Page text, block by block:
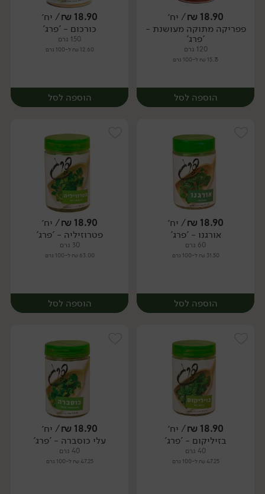
יח׳ יח׳
18.90
₪/ יח׳
פפריקה מתוקה מעושנת -
'פרג'
120 גרם
15.75 ₪ ל-100 גרם
הוספה לסל
יח׳
18.90
₪/ יח׳
כורכום - 'פרג'
150 גרם
12.60 ₪ ל-100 גרם
הוספה לסל
יח׳
18.90
₪/ יח׳
אורגנו - 'פרג'
60 גרם
31.50 ₪ ל-100 גרם
הוספה לסל
יח׳
18.90
₪/ יח׳
פטרוזיליה - 'פרג'
30 גרם
63.00 ₪ ל-100 גרם
הוספה לסל
יח׳
18.90
₪/ יח׳
בזיליקום - 'פרג'
40 גרם
47.25 ₪ ל-100 גרם
18.90
₪/ יח׳
עלי כוסברה - 'פרג'
40 גרם
47.25 ₪ ל-100 גרם